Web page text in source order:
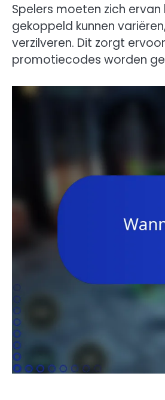
Spelers moeten zich
gekoppeld kunnen
verzilveren. Dit zorgt
promotiecodes worden